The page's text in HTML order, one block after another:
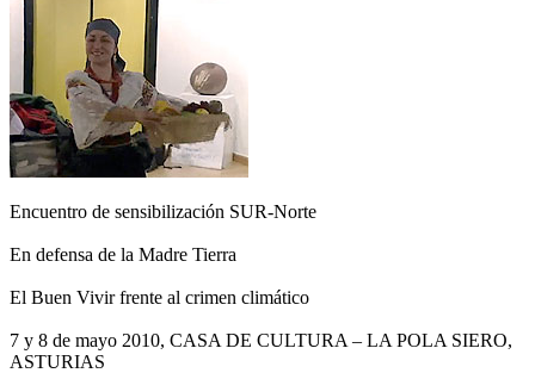
Encuentro de sensibilización SUR-Norte
En defensa de la Madre Tierra
El Buen Vivir frente al crimen climático
7 y 8 de mayo 2010, CASA DE CULTURA – LA POLA SIERO,
ASTURIAS